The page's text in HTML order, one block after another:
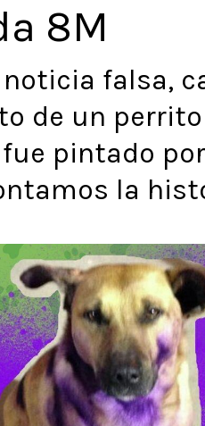
8M
falsa,
de un
pintado
la